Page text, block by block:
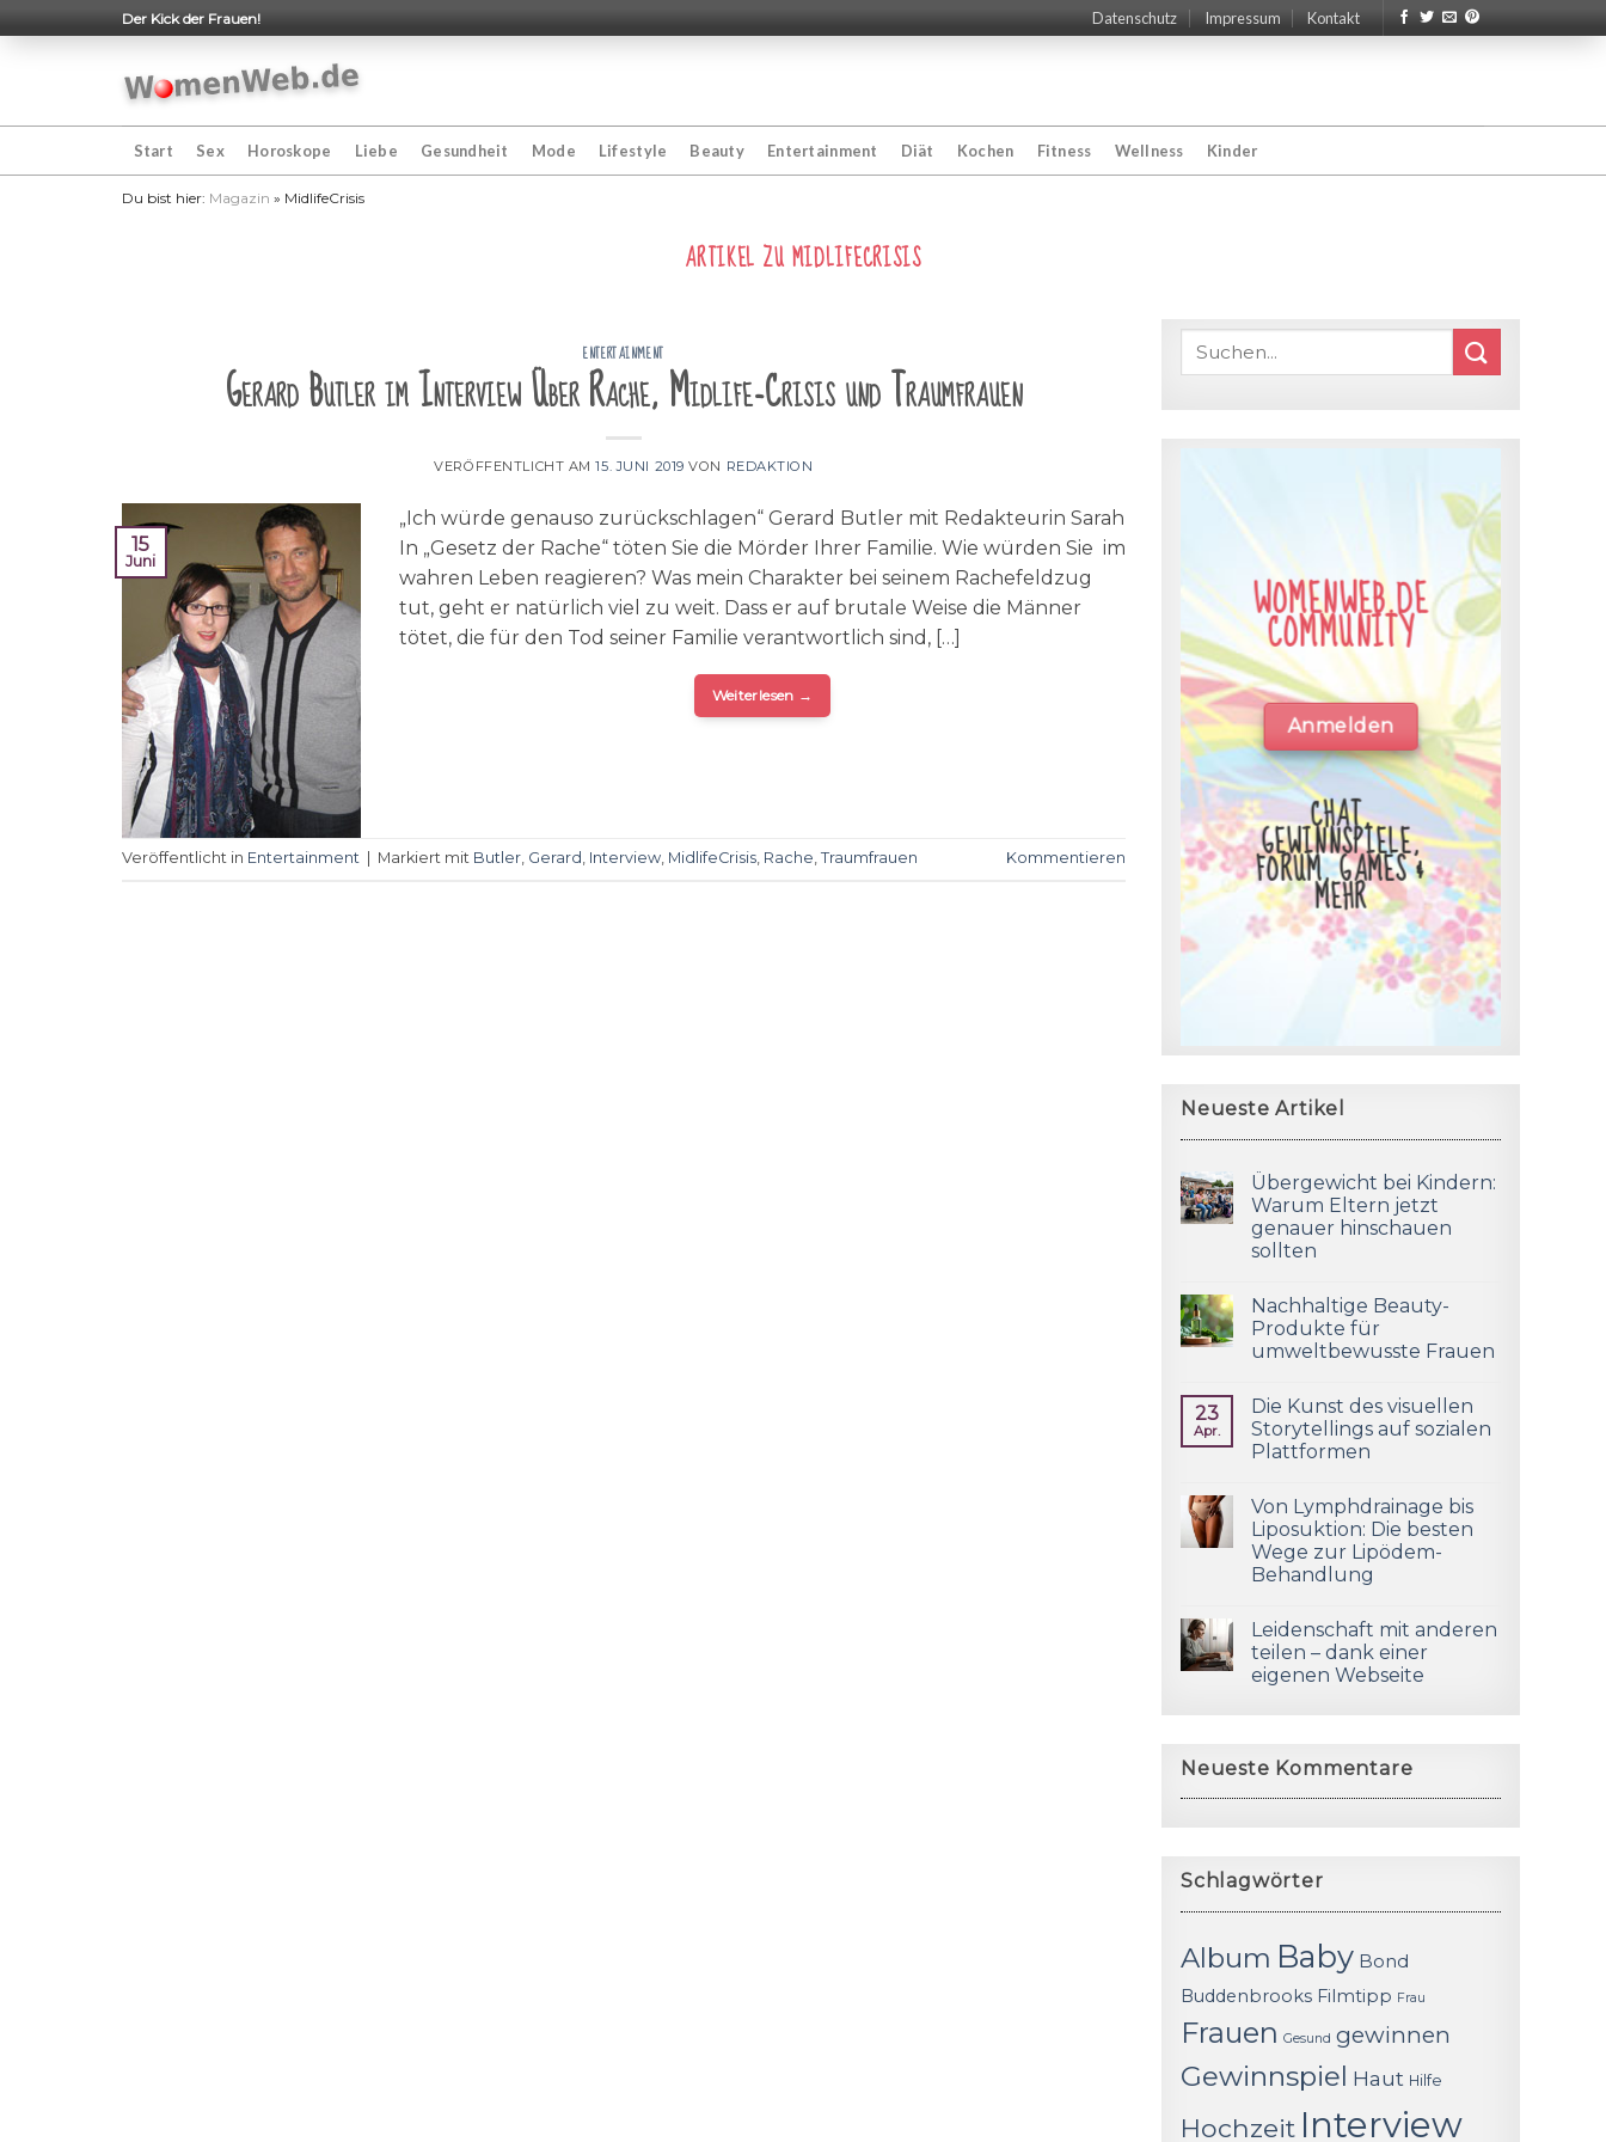
to
Der Kick der Frauen! Datenschutz Impressum Kontakt
Start Sex Horoskope Liebe Gesundheit Mode Lifestyle Beauty Entertainment Diät Kochen Fitness Wellness Kinder
Du bist hier: Magazin » MidlifeCrisis
ARTIKEL ZUMIDLIFECRISIS
ENTERTAINMENT
Gerard Butler im Interview Über Rache, Midlife-Crisis und Traumfrauen
VERÖFFENTLICHT AM15. JUNI 2019 VON REDAKTION
15
Juni
„Ich würde genauso zurückschlagen“ Gerard Butler mit Redakteurin Sarah
In „Gesetz der Rache“ töten Sie die Mörder Ihrer Familie. Wie würden Sie im
wahren Leben reagieren? Was mein Charakter bei seinem Rachefeldzug
tut, geht er natürlich viel zu weit. Dass er auf brutale Weise die Männer
tötet, die für den Tod seiner Familie verantwortlich sind, […]
Weiterlesen →
Veröffentlicht in Entertainment Markiert mit Butler, Gerard , Interview, MidlifeCrisis, Rache, Traumfrauen Kommentieren
WOMENWEB.DE
COMMUNITY
Anmelden
CHAT,
GEWINNSPIELE,
FORUM, GAMES &
MEHR
Neueste Artikel
Übergewicht bei Kindern:
Warum Eltern jetzt
genauer hinschauen
sollten
Nachhaltige Beauty-
Produkte für
umweltbewusste Frauen
23
Apr.
Die Kunst des visuellen
Storytellings auf sozialen
Plattformen
Von Lymphdrainage bis
Liposuktion: Die besten
Wege zur Lipödem-
Behandlung
Leidenschaft mit anderen
teilen – dank einer
eigenen Webseite
Neueste Kommentare
Schlagwörter
Album Baby Bond
Buddenbrooks Filmtipp Frau
Frauen Gesund gewinnen
Gewinnspiel Haut Hilfe
Hochzeit Interview